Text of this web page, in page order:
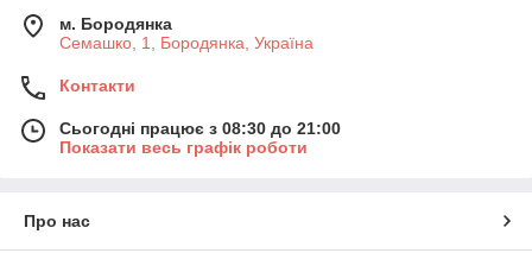
м. Бородянка
Семашко, 1, Бородянка, Україна
Контакти
Сьогодні працює з 08:30 до 21:00
Показати весь графік роботи
Про нас